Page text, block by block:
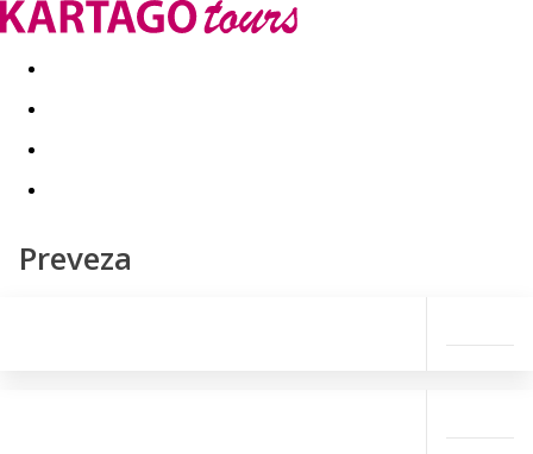
Last minute Dovolenkové kluby
Preveza